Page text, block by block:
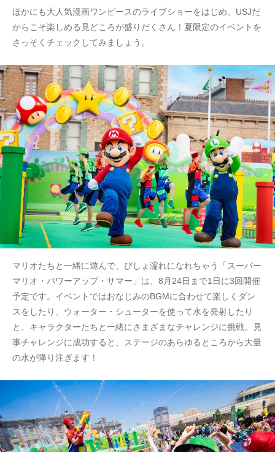
ほかにも大人気漫画ワンピースのライブショーをはじめ、USJだ
からこそ楽しめる見どころが盛りだくさん！夏限定のイベントを
さっそくチェックしてみましょう。
マリオたちと一緒に遊んで、びしょ濡れになれちゃう「スーパー
マリオ・パワーアップ・サマー」は、8月24日まで1日に3回開催
予定です。イベントではおなじみのBGMに合わせて楽しくダン
スをしたり、ウォーター・シューターを使って水を発射したり
と、キャラクターたちと一緒にさまざまなチャレンジに挑戦。見
事チャレンジに成功すると、ステージのあらゆるところから大量
の水が降り注ぎます！